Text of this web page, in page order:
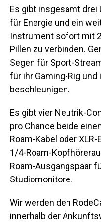
Es gibt insgesamt drei
für Energie und ein
Instrument sofort mit
Pillen zu verbinden.
Segen für Sport-
für ihr Gaming-Rig und
beschleunigen.
Es gibt vier Neutrik-
pro Chance beide
Roam-Kabel oder
1/4-Roam-
Roam-Ausgangspaar
Studiomonitore.
Wir werden den
innerhalb der